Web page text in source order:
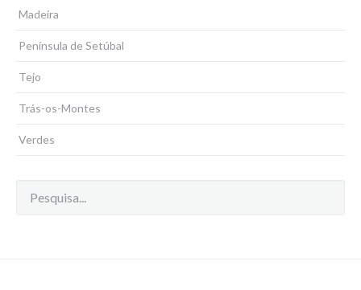
Madeira
Península de Setúbal
Tejo
Trás-os-Montes
Verdes